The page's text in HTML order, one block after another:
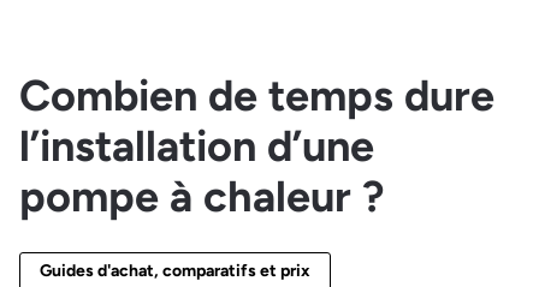
Combien de temps dure
l’installation d’une
pompe à chaleur ?
Guides d'achat, comparatifs et prix